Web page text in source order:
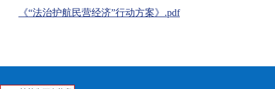
《“法治护航民营经济”行动方案》.pdf